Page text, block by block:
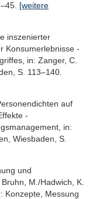
[weitere
inszenierter
Konsumerlebnisse -
in: Zanger, C.
S. 113–140.
auf
-
in:
Wiesbaden, S.
und
M./Hadwich, K.
Konzepte, Messung